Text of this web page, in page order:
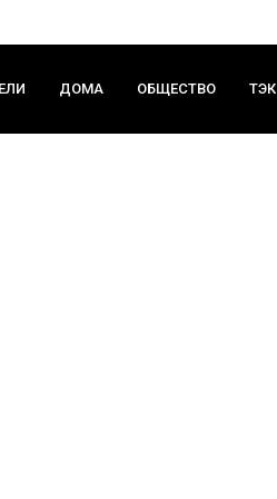
ДОМА ОБЩЕСТВО ТЭК